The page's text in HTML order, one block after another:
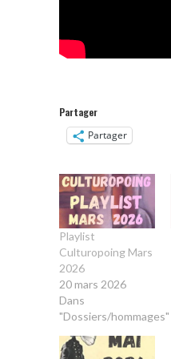
Partager
Partager
Playlist
Culturopoing Mars
2026
20 mars 2026
Dans
"Dossiers/hommages"